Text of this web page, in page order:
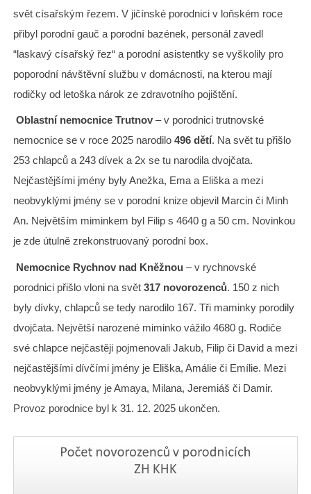
svět císařským řezem. V jičínské porodnici v loňském roce
přibyl porodní gauč a porodní bazének, personál zavedl
“laskavý císařský řez“ a porodní asistentky se vyškolily pro
poporodní návštěvní službu v domácnosti, na kterou mají
rodičky od letoška nárok ze zdravotního pojištění.
Oblastní nemocnice Trutnov – v porodnici trutnovské
nemocnice se v roce 2025 narodilo 496 dětí. Na svět tu přišlo
253 chlapců a 243 dívek a 2x se tu narodila dvojčata.
Nejčastějšími jmény byly Anežka, Ema a Eliška a mezi
neobvyklými jmény se v porodní knize objevil Marcin či Minh
An. Největším miminkem byl Filip s 4640 g a 50 cm. Novinkou
je zde útulně zrekonstruovaný porodní box.
Nemocnice Rychnov nad Kněžnou – v rychnovské
porodnici přišlo vloni na svět 317 novorozenců. 150 z nich
byly dívky, chlapců se tedy narodilo 167. Tři maminky porodily
dvojčata. Největší narozené miminko vážilo 4680 g. Rodiče
své chlapce nejčastěji pojmenovali Jakub, Filip či David a mezi
nejčastějšími dívčími jmény je Eliška, Amálie či Emílie. Mezi
neobvyklými jmény je Amaya, Milana, Jeremiáš či Damir.
Provoz porodnice byl k 31. 12. 2025 ukončen.